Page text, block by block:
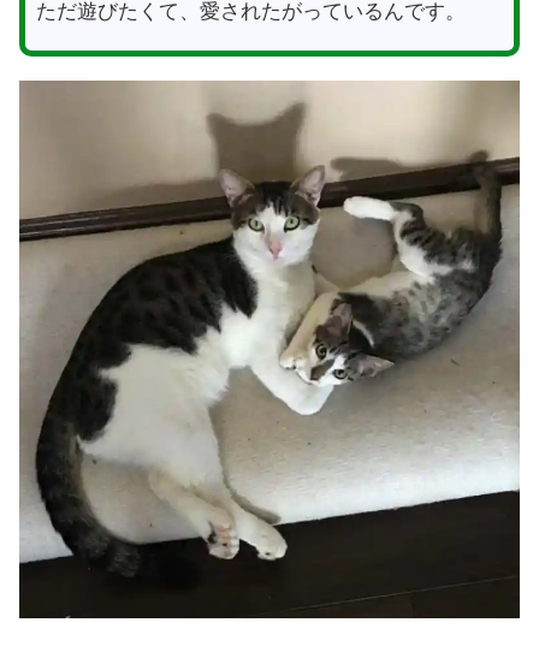
ただ遊びたくて、愛されたがっているんです。